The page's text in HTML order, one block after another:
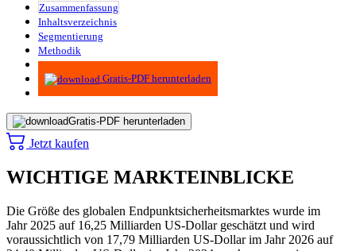
Zusammenfassung
Inhaltsverzeichnis
Segmentierung
Methodik
Infografiken
Gratis-PDF herunterladen
Gratis-PDF herunterladen
Jetzt kaufen
WICHTIGE MARKTEINBLICKE
Die Größe des globalen Endpunktsicherheitsmarktes wurde im
Jahr 2025 auf 16,25 Milliarden US-Dollar geschätzt und wird
voraussichtlich von 17,79 Milliarden US-Dollar im Jahr 2026 auf